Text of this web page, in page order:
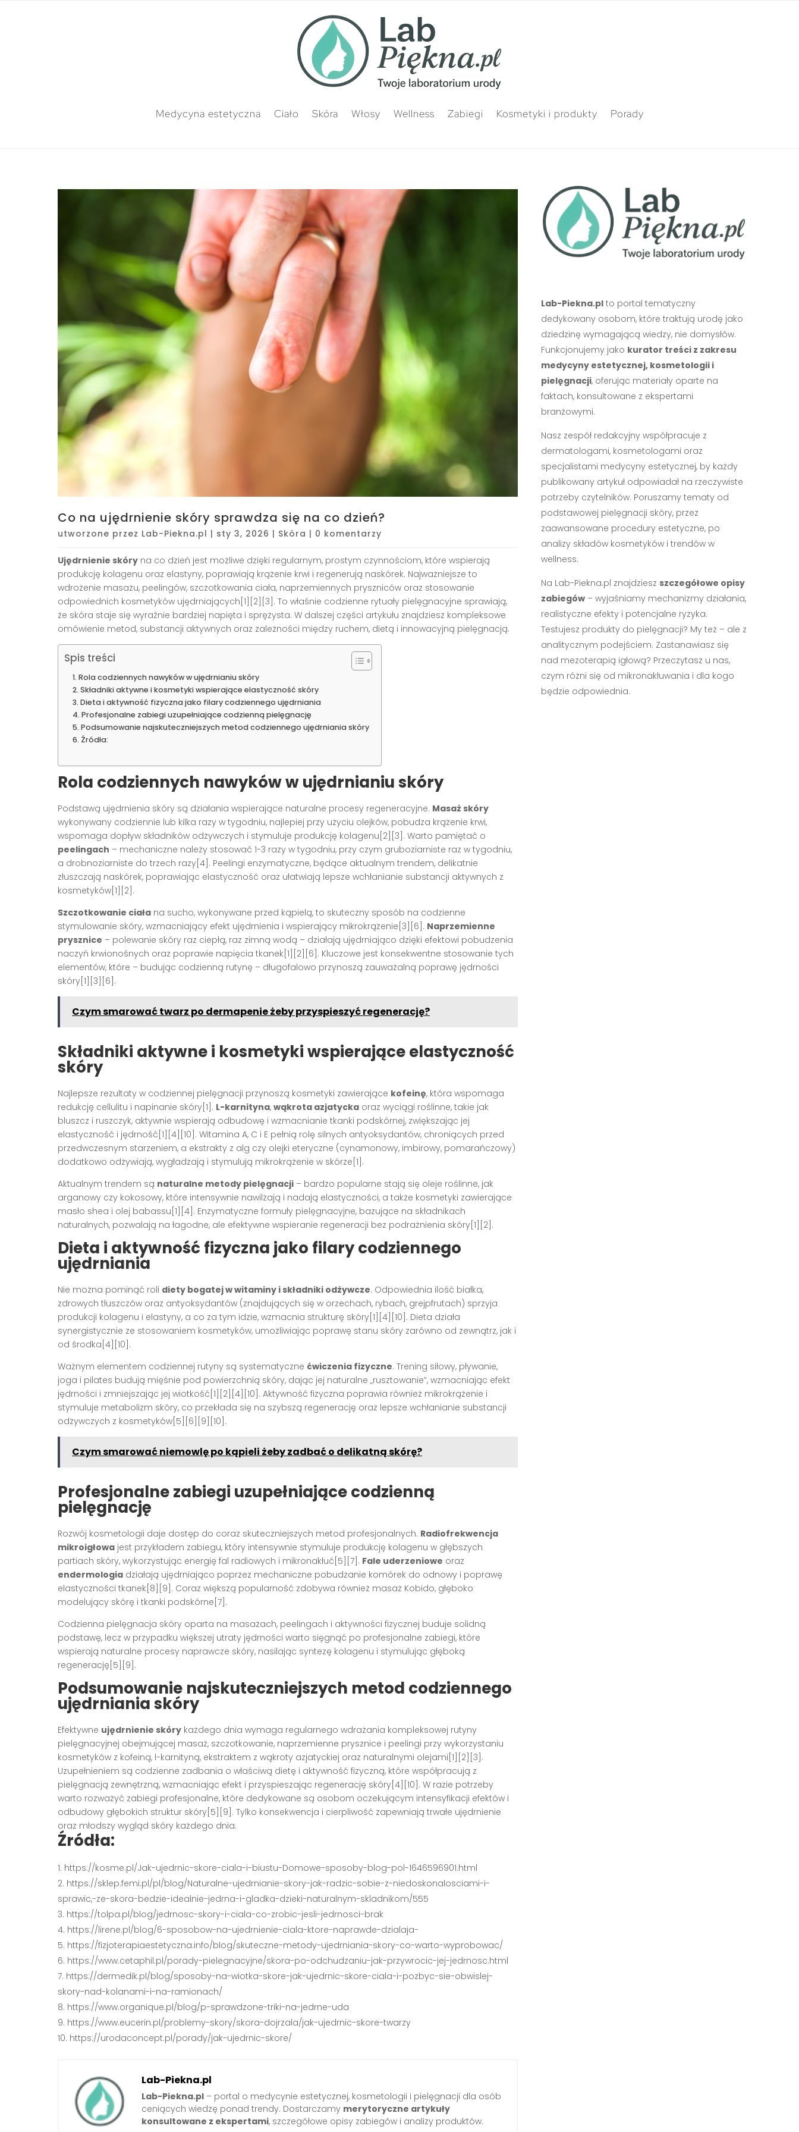
Medycyna estetyczna Ciało Skóra Włosy Wellness Zabiegi Kosmetyki i produkty Porady
Co na ujędrnienie skóry sprawdza się na co dzień?
utworzone przez Lab-Piekna.pl | sty 3, 2026 | Skóra | 0 komentarzy
Ujędrnienie skóry na co dzień jest możliwe dzięki regularnym, prostym czynnościom, które wspierają
produkcję kolagenu oraz elastyny, poprawiają krążenie krwi i regenerują naskórek. Najważniejsze to
wdrożenie masażu, peelingów, szczotkowania ciała, naprzemiennych pryszniców oraz stosowanie
odpowiednich kosmetyków ujędrniających[1][2][3]. To właśnie codzienne rytuały pielęgnacyjne sprawiają,
że skóra staje się wyraźnie bardziej napięta i sprężysta. W dalszej części artykułu znajdziesz kompleksowe
omówienie metod, substancji aktywnych oraz zależności między ruchem, dietą i innowacyjną pielęgnacją.
Spis treści
Rola codziennych nawyków w ujędrnianiu skóry
Składniki aktywne i kosmetyki wspierające elastyczność skóry
Dieta i aktywność fizyczna jako filary codziennego ujędrniania
Profesjonalne zabiegi uzupełniające codzienną pielęgnację
Podsumowanie najskuteczniejszych metod codziennego ujędrniania skóry
Źródła:
Rola codziennych nawyków w ujędrnianiu skóry
Podstawą ujędrnienia skóry są działania wspierające naturalne procesy regeneracyjne. Masaż skóry
wykonywany codziennie lub kilka razy w tygodniu, najlepiej przy użyciu olejków, pobudza krążenie krwi,
wspomaga dopływ składników odżywczych i stymuluje produkcję kolagenu[2][3]. Warto pamiętać o
peelingach – mechaniczne należy stosować 1-3 razy w tygodniu, przy czym gruboziarniste raz w tygodniu,
a drobnoziarniste do trzech razy[4]. Peelingi enzymatyczne, będące aktualnym trendem, delikatnie
złuszczają naskórek, poprawiając elastyczność oraz ułatwiają lepsze wchłanianie substancji aktywnych z
kosmetyków[1][2].
Szczotkowanie ciała na sucho, wykonywane przed kąpielą, to skuteczny sposób na codzienne
stymulowanie skóry, wzmacniający efekt ujędrnienia i wspierający mikrokrążenie[3][6]. Naprzemienne
prysznice – polewanie skóry raz ciepłą, raz zimną wodą – działają ujędrniająco dzięki efektowi pobudzenia
naczyń krwionośnych oraz poprawie napięcia tkanek[1][2][6]. Kluczowe jest konsekwentne stosowanie tych
elementów, które – budując codzienną rutynę – długofalowo przynoszą zauważalną poprawę jędrności
skóry[1][3][6].
Czym smarować twarz po dermapenie żeby przyspieszyć regenerację?
Składniki aktywne i kosmetyki wspierające elastyczność
skóry
Najlepsze rezultaty w codziennej pielęgnacji przynoszą kosmetyki zawierające kofeinę, która wspomaga
redukcję cellulitu i napinanie skóry[1]. L-karnityna, wąkrota azjatycka oraz wyciągi roślinne, takie jak
bluszcz i ruszczyk, aktywnie wspierają odbudowę i wzmacnianie tkanki podskórnej, zwiększając jej
elastyczność i jędrność[1][4][10]. Witamina A, C i E pełnią rolę silnych antyoksydantów, chroniących przed
przedwczesnym starzeniem, a ekstrakty z alg czy olejki eteryczne (cynamonowy, imbirowy, pomarańczowy)
dodatkowo odżywiają, wygładzają i stymulują mikrokrążenie w skórze[1].
Aktualnym trendem są naturalne metody pielęgnacji – bardzo popularne stają się oleje roślinne, jak
arganowy czy kokosowy, które intensywnie nawilżają i nadają elastyczności, a także kosmetyki zawierające
masło shea i olej babassu[1][4]. Enzymatyczne formuły pielęgnacyjne, bazujące na składnikach
naturalnych, pozwalają na łagodne, ale efektywne wspieranie regeneracji bez podrażnienia skóry[1][2].
Dieta i aktywność fizyczna jako filary codziennego
ujędrniania
Nie można pominąć roli diety bogatej w witaminy i składniki odżywcze. Odpowiednia ilość białka,
zdrowych tłuszczów oraz antyoksydantów (znajdujących się w orzechach, rybach, grejpfrutach) sprzyja
produkcji kolagenu i elastyny, a co za tym idzie, wzmacnia strukturę skóry[1][4][10]. Dieta działa
synergistycznie ze stosowaniem kosmetyków, umożliwiając poprawę stanu skóry zarówno od zewnątrz, jak i
od środka[4][10].
Ważnym elementem codziennej rutyny są systematyczne ćwiczenia fizyczne. Trening siłowy, pływanie,
joga i pilates budują mięśnie pod powierzchnią skóry, dając jej naturalne „rusztowanie”, wzmacniając efekt
jędrności i zmniejszając jej wiotkość[1][2][4][10]. Aktywność fizyczna poprawia również mikrokrążenie i
stymuluje metabolizm skóry, co przekłada się na szybszą regenerację oraz lepsze wchłanianie substancji
odżywczych z kosmetyków[5][6][9][10].
Czym smarować niemowlę po kąpieli żeby zadbać o delikatną skórę?
Profesjonalne zabiegi uzupełniające codzienną
pielęgnację
Rozwój kosmetologii daje dostęp do coraz skuteczniejszych metod profesjonalnych. Radiofrekwencja
mikroigłowa jest przykładem zabiegu, który intensywnie stymuluje produkcję kolagenu w głębszych
partiach skóry, wykorzystując energię fal radiowych i mikronakłuć[5][7]. Fale uderzeniowe oraz
endermologia działają ujędrniająco poprzez mechaniczne pobudzanie komórek do odnowy i poprawę
elastyczności tkanek[8][9]. Coraz większą popularność zdobywa również masaż Kobido, głęboko
modelujący skórę i tkanki podskórne[7].
Codzienna pielęgnacja skóry oparta na masażach, peelingach i aktywności fizycznej buduje solidną
podstawę, lecz w przypadku większej utraty jędrności warto sięgnąć po profesjonalne zabiegi, które
wspierają naturalne procesy naprawcze skóry, nasilając syntezę kolagenu i stymulując głęboką
regenerację[5][9].
Podsumowanie najskuteczniejszych metod codziennego
ujędrniania skóry
Efektywne ujędrnienie skóry każdego dnia wymaga regularnego wdrażania kompleksowej rutyny
pielęgnacyjnej obejmującej masaż, szczotkowanie, naprzemienne prysznice i peelingi przy wykorzystaniu
kosmetyków z kofeiną, l-karnityną, ekstraktem z wąkroty azjatyckiej oraz naturalnymi olejami[1][2][3].
Uzupełnieniem są codzienne zadbania o właściwą dietę i aktywność fizyczną, które współpracują z
pielęgnacją zewnętrzną, wzmacniając efekt i przyspieszając regenerację skóry[4][10]. W razie potrzeby
warto rozważyć zabiegi profesjonalne, które dedykowane są osobom oczekującym intensyfikacji efektów i
odbudowy głębokich struktur skóry[5][9]. Tylko konsekwencja i cierpliwość zapewniają trwałe ujędrnienie
oraz młodszy wygląd skóry każdego dnia.
Źródła:
https://kosme.pl/Jak-ujedrnic-skore-ciala-i-biustu-Domowe-sposoby-blog-pol-1646596901.html
https://sklep.femi.pl/pl/blog/Naturalne-ujedrnianie-skory-jak-radzic-sobie-z-niedoskonalosciami-i-
sprawic,-ze-skora-bedzie-idealnie-jedrna-i-gladka-dzieki-naturalnym-skladnikom/555
https://tolpa.pl/blog/jedrnosc-skory-i-ciala-co-zrobic-jesli-jedrnosci-brak
https://lirene.pl/blog/6-sposobow-na-ujedrnienie-ciala-ktore-naprawde-dzialaja-
https://fizjoterapiaestetyczna.info/blog/skuteczne-metody-ujedrniania-skory-co-warto-wyprobowac/
https://www.cetaphil.pl/porady-pielegnacyjne/skora-po-odchudzaniu-jak-przywrocic-jej-jedrnosc.html
https://dermedik.pl/blog/sposoby-na-wiotka-skore-jak-ujedrnic-skore-ciala-i-pozbyc-sie-obwislej-
skory-nad-kolanami-i-na-ramionach/
https://www.organique.pl/blog/p-sprawdzone-triki-na-jedrne-uda
https://www.eucerin.pl/problemy-skory/skora-dojrzala/jak-ujedrnic-skore-twarzy
https://urodaconcept.pl/porady/jak-ujedrnic-skore/
Lab-Piekna.pl
Lab-Piekna.pl – portal o medycynie estetycznej, kosmetologii i pielęgnacji dla osób
ceniących wiedzę ponad trendy. Dostarczamy merytoryczne artykuły
konsultowane z ekspertami, szczegółowe opisy zabiegów i analizy produktów.
Lab-Piekna.plto portal tematyczny
dedykowany osobom, które traktują urodę jako
dziedzinę wymagającą wiedzy, nie domysłów.
Funkcjonujemy jako kurator treści z zakresu
medycyny estetycznej, kosmetologii i
pielęgnacji, oferując materiały oparte na
faktach, konsultowane z ekspertami
branżowymi.
Nasz zespół redakcyjny współpracuje z
dermatologami, kosmetologami oraz
specjalistami medycyny estetycznej, by każdy
publikowany artykuł odpowiadał na rzeczywiste
potrzeby czytelników. Poruszamy tematy od
podstawowej pielęgnacji skóry, przez
zaawansowane procedury estetyczne, po
analizy składów kosmetyków i trendów w
wellness.
Na Lab-Piekna.pl znajdziesz szczegółowe opisy
zabiegów– wyjaśniamy mechanizmy działania,
realistyczne efekty i potencjalne ryzyka.
Testujesz produkty do pielęgnacji? My też – ale z
analitycznym podejściem. Zastanawiasz się
nad mezoterapią igłową? Przeczytasz u nas,
czym różni się od mikronakłuwania i dla kogo
będzie odpowiednia.